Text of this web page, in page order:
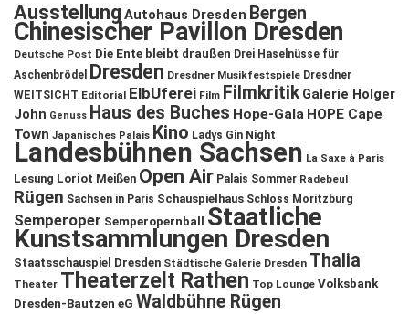
Ausstellung Autohaus Dresden Bergen
Chinesischer Pavillon Dresden
Deutsche Post Die Ente bleibt draußen Drei Haselnüsse für
Aschenbrödel
Dresden Dresdner Musikfestspiele Dresdner
WEITSICHT Editorial ElbUferei Film Filmkritik Galerie Holger
John Genuss Haus des Buches Hope-Gala HOPE Cape
Town Japanisches Palais Kino Ladys Gin Night
Landesbühnen Sachsen La Saxe à Paris
Lesung Loriot Meißen Open Air Palais Sommer Radebeul
Rügen Sachsen in Paris Schauspielhaus Schloss Moritzburg
Semperoper Semperopernball Staatliche
Kunstsammlungen Dresden
Staatsschauspiel Dresden Städtische Galerie Dresden Thalia
Theater Theaterzelt Rathen Top Lounge Volksbank
Dresden-Bautzen eG Waldbühne Rügen